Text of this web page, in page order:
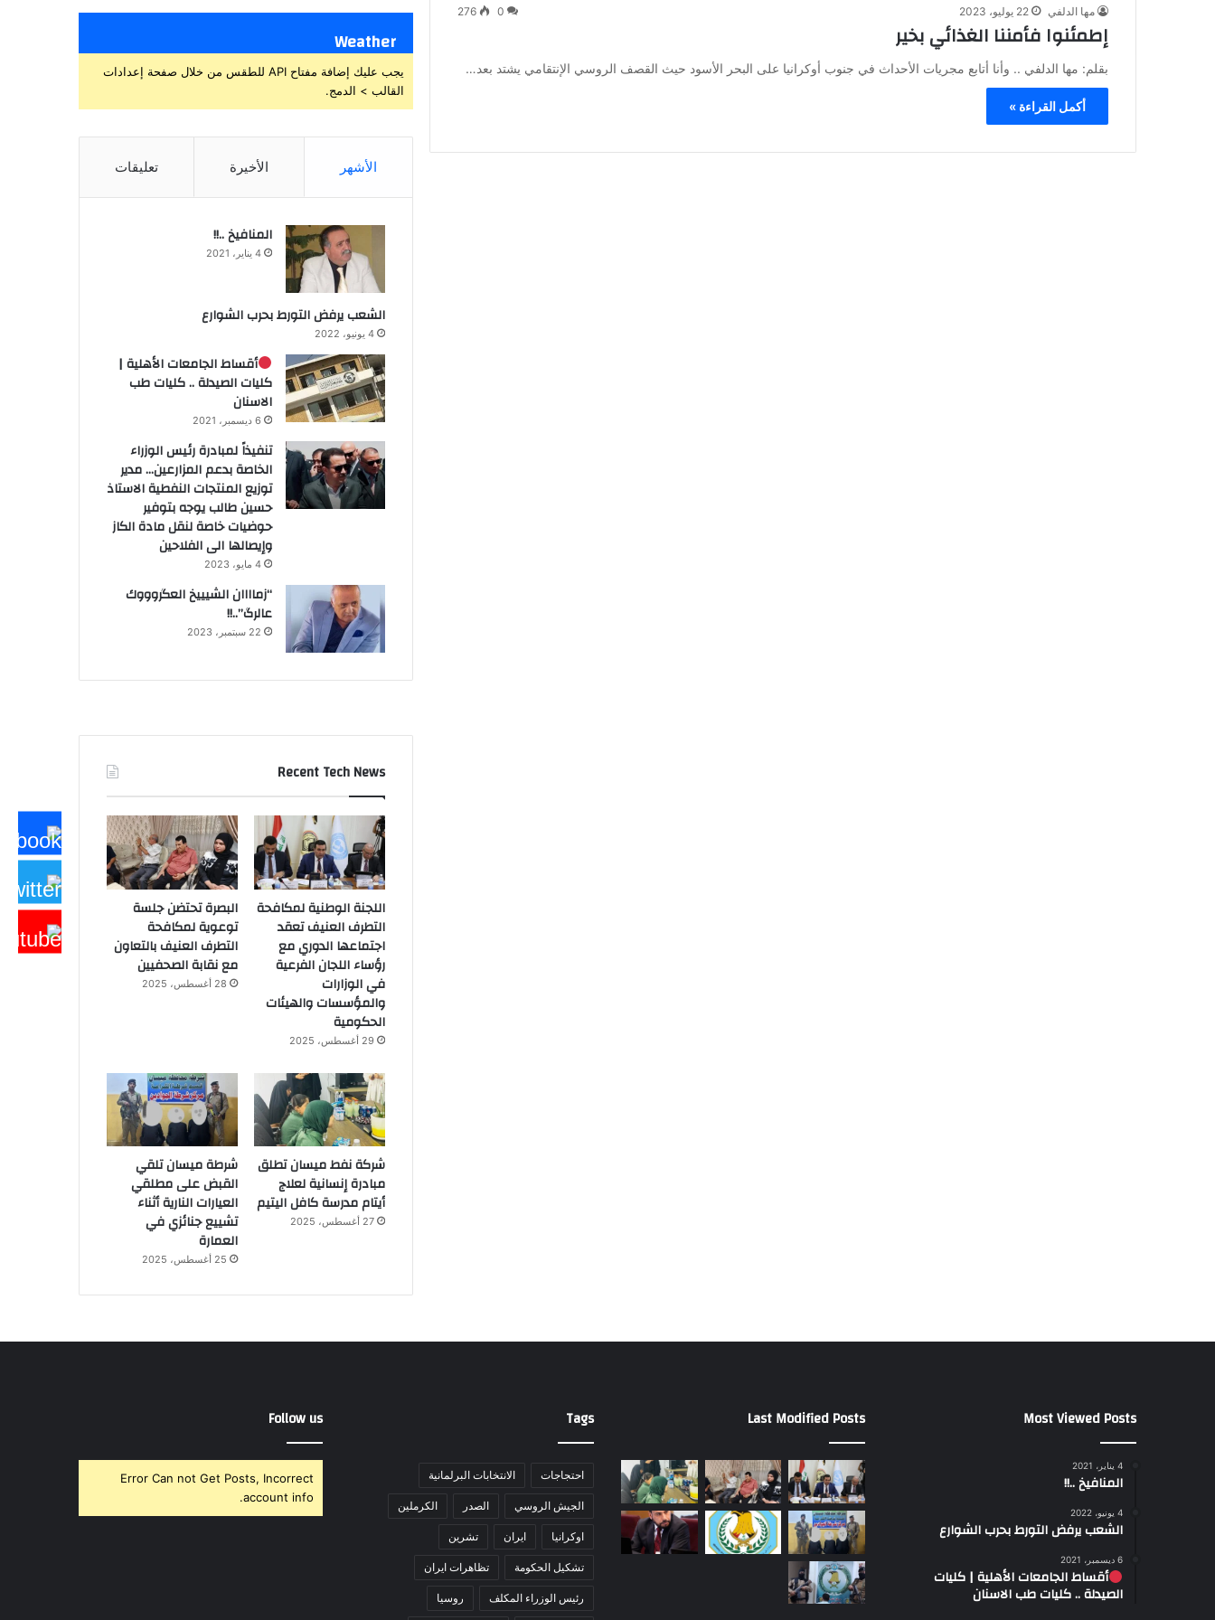
مها الدلفي 22 يوليو، 2023 0
276
إطمئنوا فأمننا الغذائي بخير
بقلم: مها الدلفي .. وأنا أتابع مجريات الأحداث في جنوب أوكرانيا على البحر الأسود حيث القصف الروسي الإنتقامي يشتد بعد…
أكمل القراءة »
Weather
يجب عليك إضافة مفتاح API للطقس من خلال صفحة إعدادات
القالب > الدمج.
الأشهر الأخيرة تعليقات
المنافيخ ..!!
4 يناير، 2021
الشعب يرفض التورط بحرب الشوارع
4 يونيو، 2022
أقساط الجامعات الأهلية |
كليات الصيدلة .. كليات طب
الاسنان
6 ديسمبر، 2021
تنفيذاً لمبادرة رئيس الوزراء
الخاصة بدعم المزارعين… مدير
توزيع المنتجات النفطية الاستاذ
حسين طالب يوجه بتوفير
حوضيات خاصة لنقل مادة الكاز
وإيصالها الى الفلاحين
4 مايو، 2023
“زماااان الشيييخ العگروووك
عالرگ”..!!
22 سبتمبر، 2023
Recent Tech News
اللجنة الوطنية لمكافحة
التطرف العنيف تعقد
اجتماعها الدوري مع
رؤساء اللجان الفرعية
في الوزارات
والمؤسسات والهيئات
الحكومية
29 أغسطس، 2025
البصرة تحتضن جلسة
توعوية لمكافحة
التطرف العنيف بالتعاون
مع نقابة الصحفيين
28 أغسطس، 2025
شركة نفط ميسان تطلق
مبادرة إنسانية لعلاج
أيتام مدرسة كافل اليتيم
27 أغسطس، 2025
شرطة ميسان تلقي
القبض على مطلقي
العيارات النارية أثناء
تشييع جنائزي في
العمارة
25 أغسطس، 2025
Most Viewed Posts
4 يناير، 2021
المنافيخ ..!!
4 يونيو، 2022
الشعب يرفض التورط بحرب الشوارع
6 ديسمبر، 2021
أقساط الجامعات الأهلية | كليات
الصيدلة .. كليات طب الاسنان
Last Modified Posts
Tags
احتجاجات الانتخابات البرلمانية
الجيش الروسي الصدر الكرملين
اوكرانيا ايران تشرين
تشكيل الحكومة تظاهرات ايران
رئيس الوزراء المكلف روسيا
Follow us
Error Can not Get Posts, Incorrect
account info.